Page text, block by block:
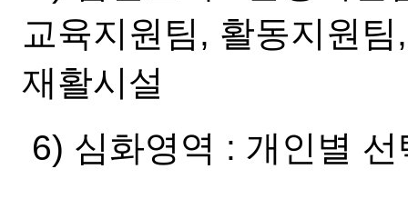
교육지원팀, 활동지원
재활시설
6) 심화영역 : 개인별